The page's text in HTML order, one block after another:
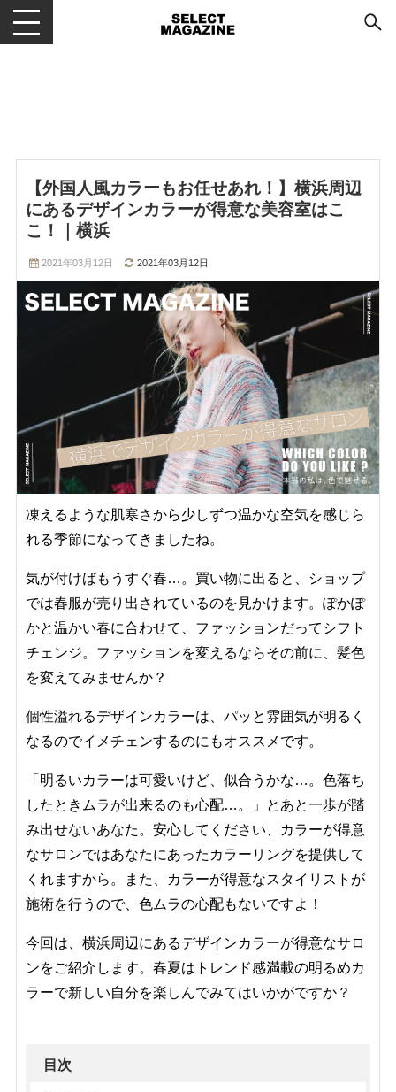
メニューを開閉する
【外国人風カラーもお任せあれ！】横浜周辺
にあるデザインカラーが得意な美容室はこ
こ！｜横浜
2021年03月12日 2021年03月12日
凍えるような肌寒さから少しずつ温かな空気を感じら
れる季節になってきましたね。
気が付けばもうすぐ春…。買い物に出ると、ショップ
では春服が売り出されているのを見かけます。ぽかぽ
かと温かい春に合わせて、ファッションだってシフト
チェンジ。ファッションを変えるならその前に、髪色
を変えてみませんか？
個性溢れるデザインカラーは、パッと雰囲気が明るく
なるのでイメチェンするのにもオススメです。
「明るいカラーは可愛いけど、似合うかな…。色落ち
したときムラが出来るのも心配…。」とあと一歩が踏
み出せないあなた。安心してください、カラーが得意
なサロンではあなたにあったカラーリングを提供して
くれますから。また、カラーが得意なスタイリストが
施術を行うので、色ムラの心配もないですよ！
今回は、横浜周辺にあるデザインカラーが得意なサロ
ンをご紹介します。春夏はトレンド感満載の明るめカ
ラーで新しい自分を楽しんでみてはいかがですか？
目次